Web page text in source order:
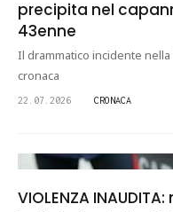
precipita nel
43enne
Il drammatico incidente
cronaca
22.07.2026 CRONACA
VIOLENZA